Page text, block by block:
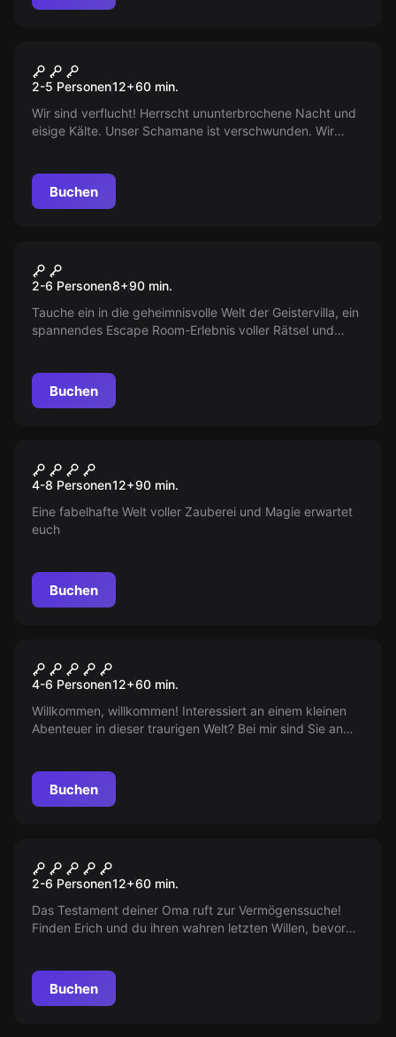
Wikinger - der Zorn der Götter
2-5 Personen12+60 min.
Wir sind verflucht! Herrscht ununterbrochene Nacht und
eisige Kälte. Unser Schamane ist verschwunden. Wir
Buchen
Neu
Die Geistervilla
2-6 Personen8+90 min.
Tauche ein in die geheimnisvolle Welt der Geistervilla, ein
spannendes Escape Room-Erlebnis voller Rätsel und
abläuft? Ein Abenteuer wartet auf dich und deine
Freunde!
Buchen
Neu
Magische Fabelwesen
4-8 Personen12+90 min.
Eine fabelhafte Welt voller Zauberei und Magie erwartet
euch
Buchen
Wasteland - Dr. Scrappy's
Junkyard Labs
4-6 Personen12+60 min.
Willkommen, willkommen! Interessiert an einem kleinen
Abenteuer in dieser traurigen Welt? Bei mir sind Sie an
Buchen
Testament
2-6 Personen12+60 min.
Das Testament deiner Oma ruft zur Vermögenssuche!
Finden Erich und du ihren wahren letzten Willen, bevor
Buchen